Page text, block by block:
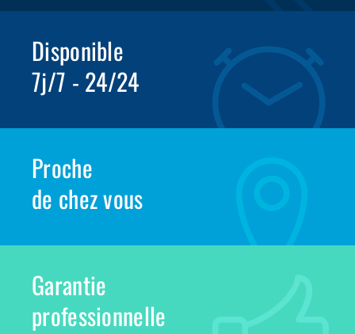
Disponible
7j/7 - 24/24
Proche
de chez vous
Garantie
professionnelle